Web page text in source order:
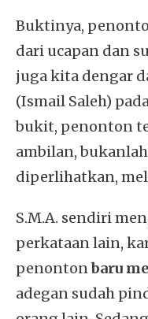
Buktinya,
dari ucapan dan
juga kita dengar
(Ismail Saleh)
bukit, penonton
ambilan,
diperlihatkan,
S.M.A. sendiri
perkataan lain,
penontonbaru
adegan sudah